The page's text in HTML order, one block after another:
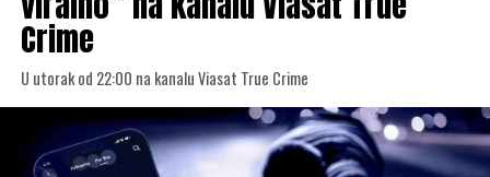
Crime
U utorak od 22:00 na kanalu Viasat True Crime